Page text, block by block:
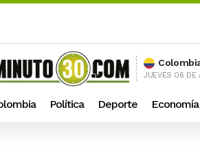
JUEVES 06 DE
Política Deporte Economía